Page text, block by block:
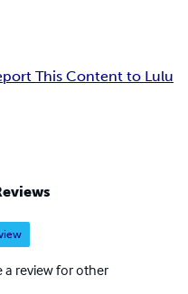
This Content to Lulu
a review for other